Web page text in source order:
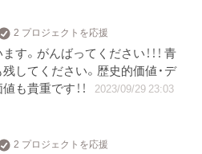
2 プロジェクトを応援
す。がんばってください！！！ 青
してください。歴史的価値・デ
も貴重です！！
2023/09/29 23:03
2 プロジェクトを応援